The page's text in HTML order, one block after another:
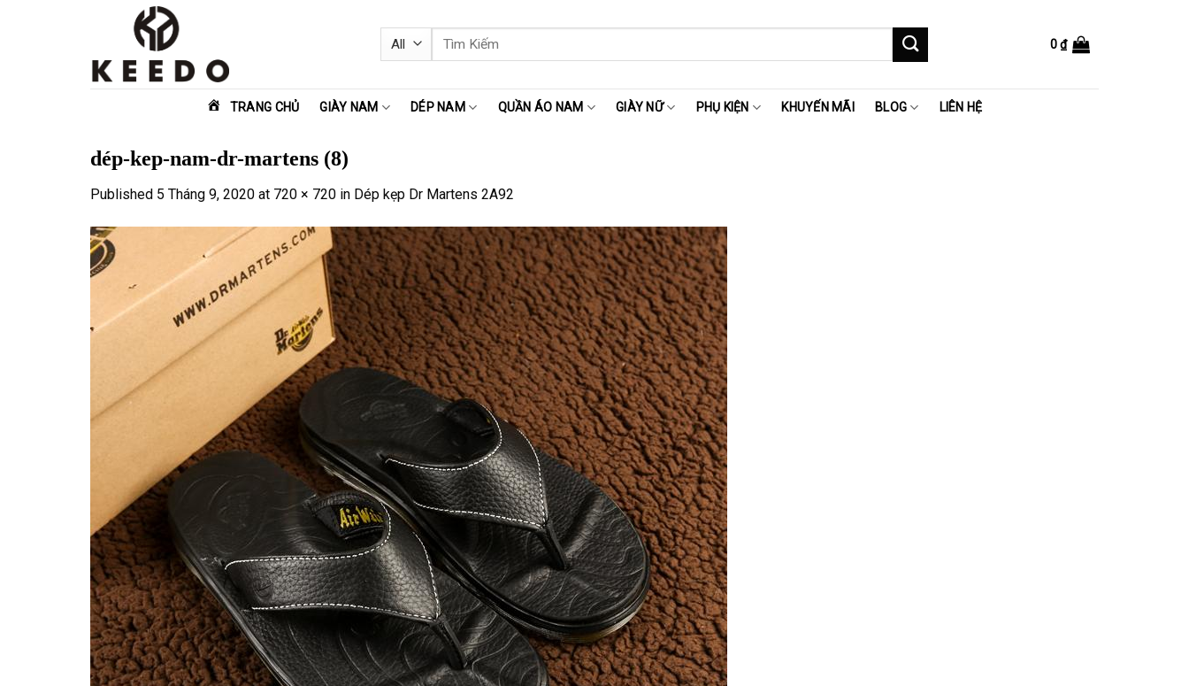
Tìm
kiếm:
0₫
TRANG CHỦ GIÀY NAM DÉP NAM QUẦN ÁO NAM GIÀY NỮ PHỤ KIỆN KHUYẾN MÃI BLOG LIÊN HỆ
dép-kep-nam-dr-martens (8)
Published 5 Tháng 9, 2020 at 720 × 720 in Dép kẹp Dr Martens 2A92